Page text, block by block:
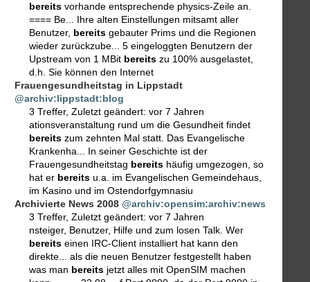
bereits vorhande entsprechende physics-Zeile an.
==== Be... Ihre alten Einstellungen mitsamt aller
Benutzer, bereits gebauter Prims und die Regionen
wieder zurückzube... 5 eingeloggten Benutzern der
Upstream von 1 MBit bereits zu 100% ausgelastet,
d.h. Sie können den Internet
Frauengesundheitstag in Lippstadt
@archiv:lippstadt:blog
3 Treffer, Zuletzt geändert: vor 7 Jahren
ationsveranstaltung rund um die Gesundheit findet
bereits zum zehnten Mal statt. Das Evangelische
Krankenha... In seiner Geschichte ist der
Frauengesundheitstag bereits häufig umgezogen, so
hat er bereits u.a. im Evangelischen Gemeindehaus,
im Kasino und im Ostendorfgymnasiu
Archivierte News 2008 @archiv:opensim:archiv:news
3 Treffer, Zuletzt geändert: vor 7 Jahren
nsteiger, Benutzer, Hilfe und zum losen Talk. Wer
bereits einen IRC-Client installiert hat kann den
direkte... als die neuen Benutzer festgestellt haben
was man bereits jetzt alles mit OpenSIM machen